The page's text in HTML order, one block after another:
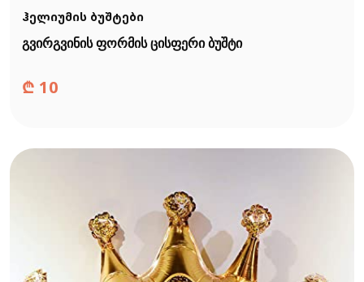
ჰელიუმის ბუშტები
გვირგვინის ფორმის ცისფერი ბუშტი
₾ 10